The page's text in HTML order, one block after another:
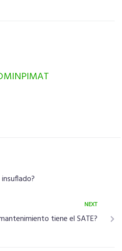
NEXT
tiene el SATE?